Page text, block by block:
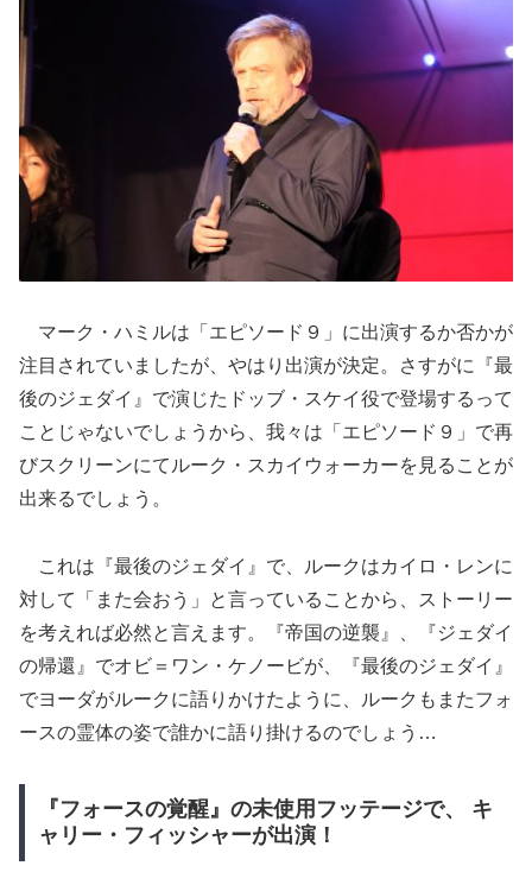
マーク・ハミルは「エピソード９」に出演するか否かが
注目されていましたが、やはり出演が決定。さすがに『最
後のジェダイ』で演じたドッブ・スケイ役で登場するって
ことじゃないでしょうから、我々は「エピソード９」で再
びスクリーンにてルーク・スカイウォーカーを見ることが
出来るでしょう。
これは『最後のジェダイ』で、ルークはカイロ・レンに
対して「また会おう」と言っていることから、ストーリー
を考えれば必然と言えます。『帝国の逆襲』、『ジェダイ
の帰還』でオビ＝ワン・ケノービが、『最後のジェダイ』
でヨーダがルークに語りかけたように、ルークもまたフォ
ースの霊体の姿で誰かに語り掛けるのでしょう…
『フォースの覚醒』の未使用フッテージで、 キ
ャリー・フィッシャーが出演！